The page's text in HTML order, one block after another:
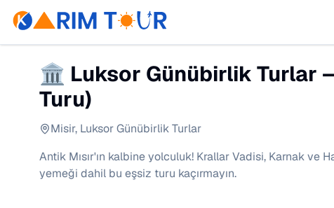
🏛 Luksor Günübirlik Turlar
Turu)
Misir, Luksor Günübirlik Turlar
Antik Mısır'ın kalbine yolculuk! Krallar Vadisi, Karnak ve
yemeği dahil bu eşsiz turu kaçırmayın.